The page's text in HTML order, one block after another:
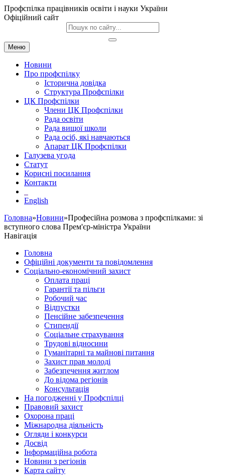
Профспілка працівників освіти і науки України
Офіційний сайт
Меню
Новини
Про профспілку
Історична довідка
Структура Профспілки
ЦК Профспілки
Члени ЦК Профспілки
Рада освіти
Рада вищої школи
Рада осіб, які навчаються
Апарат ЦК Профспілки
Галузева угода
Статут
Корисні посилання
Контакти
English
Головна»Новини»Професійна розмова з профспілками: зі
вступного слова Прем'єр-міністра України
Навігація
Головна
Офіційні документи та повідомлення
Соціально-економічний захист
Оплата праці
Гарантії та пільги
Робочий час
Відпустки
Пенсійне забезпечення
Стипендії
Соціальне страхування
Трудові відносини
Гуманітарні та майнові питання
Захист прав молоді
Забезпечення житлом
До відома регіонів
Консультація
На погодженні у Профспілці
Правовий захист
Охорона праці
Міжнародна діяльність
Огляди і конкурси
Досвід
Інформаційна робота
Новини з регіонів
Карта сайту